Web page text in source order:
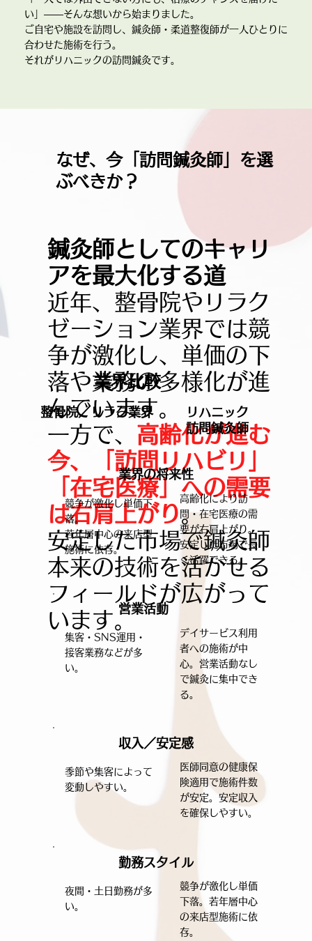
い」――そんな想いから始まりました。
ご自宅や施設を訪問し、鍼灸師・柔道整復師が一人ひとりに
合わせた施術を行う。
それがリハニックの訪問鍼灸です。
なぜ、今「訪問鍼灸師」を選
ぶべきか？
鍼灸師としてのキャリ
アを最大化する道
近年、整骨院やリラク
ゼーション業界では競
争が激化し、単価の下
落や業務の多様化が進
んでいます。
一方で、 高齢化が進む
今、「訪問リハビリ」
「在宅医療」への需要
は右肩上がり。
安定した市場で鍼灸師
本来の技術を活かせる
フィールドが広がって
います。
業界比較
整骨院／リラク業界
リハニック
訪問鍼灸師
競争が激化し単価下
落。
若年層中心の来店型
施術に依存。
高齢化により訪
問・在宅医療の需
要が右肩上がり。
安定した市場で長
く活躍できる。
業界の将来性
集客・SNS運用・
接客業務などが多
い。
デイサービス利用
者への施術が中
心。営業活動なし
で鍼灸に集中でき
る。
営業活動
季節や集客によって
変動しやすい。
医師同意の健康保
険適用で施術件数
が安定。安定収入
を確保しやすい。
収入／安定感
夜間・土日勤務が多
い。
競争が激化し単価
下落。若年層中心
の来店型施術に依
存。
勤務スタイル